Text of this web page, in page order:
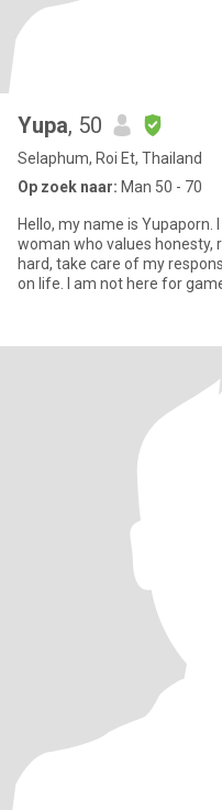
Yupa, 50
Selaphum, Roi Et, Thailand
Op zoek naar: Man 50 - 70
Hello, my name is Yupaporn.
woman who values honesty,
hard, take care of my
on life. I am not here for